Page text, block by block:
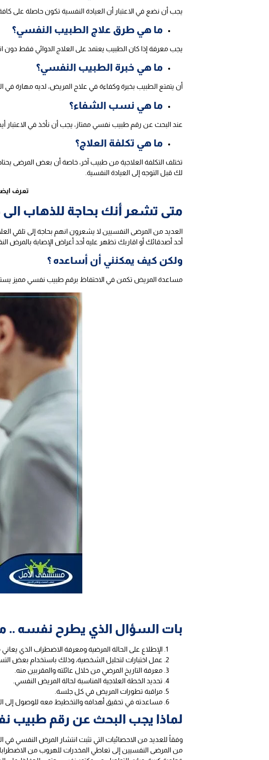
يجب أن نضع في الاعتبار أن العيادة النفسية تكون حاصلة على
ما هي طرق علاج الطبيب النفسي؟
يجب معرفة إذا كان الطبيب يعتمد على العلاج الدوائي فقط دون
ما هي خبرة الطبيب النفسي؟
أن يتمتع الطبيب بخبرة وكفاءة في علاج المريض، لديه مهارة في
ما هي نسب الشفاء؟
عند البحث عن رقم طبيب نفسي ممتاز، يجب أن نأخذ في الاعتبار
ما هي تكلفة العلاج؟
تختلف التكلفة العلاجية من طبيب آخر، خاصة أن بعض المرضى
لك قبل التوجه إلى العيادة النفسية.
تعرف
متى تشعر أنك بحاجة للذهاب
العديد من المرضى النفسيين لا يشعرون انهم بحاجة إلى تلقي
أحد أصدقائك أو اقاربك تظهر عليه أحد أعراض الإصابة بالمرض
ولكن كيف يمكنني أن أساعده ؟
مساعدة المريض تكمن في الاحتفاظ برقم طبيب نفسي مميز
بات السؤال الذي يطرح نفسه ..
الإطلاع على الحالة المرضية ومعرفة الاضطراب الذي
عمل اختبارات لتحليل الشخصية، وذلك باستخدام بعض
معرفة التاريخ المرضي من خلال عائلته والمقربين منه.
تحديد الخطة العلاجية المناسبة لحالة المريض النفسي.
مراقبة تطورات المريض في كل جلسة.
مساعدته في تحقيق أهدافه والتخطيط معه للوصول إلى
لماذا يجب البحث عن رقم طبيب